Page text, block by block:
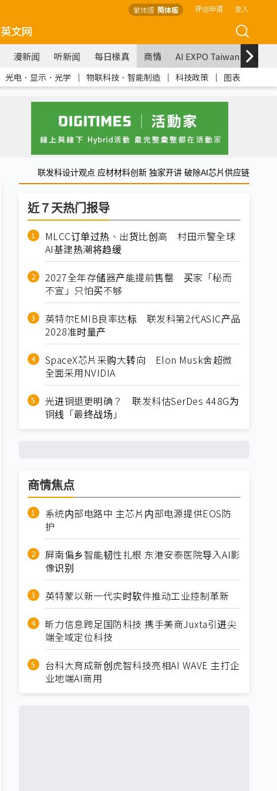
繁体版 简体版 评估申请 登入
英文网
漫新闻 听新闻 每日椽真 商情 AI EXPO Taiwan
光电．显示．光学 ｜ 物联科技．智能制造 ｜ 科技政策 ｜ 图表
联发科设计观点 应材材料创新 独家开讲 破除AI芯片供应链
近７天热门报导
MLCC订单过热、出货比创高 村田示警全球
AI基建热潮将趋缓
2027全年存储器产能提前售罄 买家「秘而
不宣」只怕买不够
英特尔EMIB良率达标 联发科第2代ASIC产品
2028准时量产
SpaceX芯片采购大转向 Elon Musk舍超微
全面采用NVIDIA
光进铜退更明确？ 联发科估SerDes 448G为
铜线「最终战场」
商情焦点
系统内部电路中 主芯片内部电源提供EOS防
护
屏南偏乡智能韧性扎根 东港安泰医院导入AI影
像识别
英特蒙以新一代实时软件推动工业控制革新
昕力信息跨足国防科技 携手美商Juxta引进尖
端全域定位科技
台科大育成新创虎智科技亮相AI WAVE 主打企
业地端AI商用